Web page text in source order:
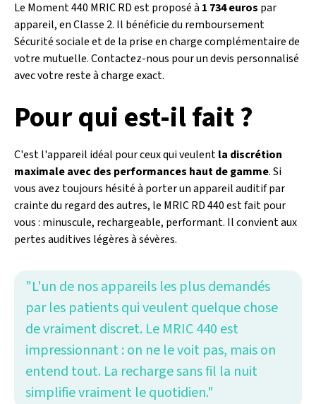
Le Moment 440 MRIC RD est proposé à 1 734 euros par
appareil, en Classe 2. Il bénéficie du remboursement
Sécurité sociale et de la prise en charge complémentaire de
votre mutuelle. Contactez-nous pour un devis personnalisé
avec votre reste à charge exact.
Pour qui est-il fait ?
C'est l'appareil idéal pour ceux qui veulentla discrétion
maximale avec des performances haut de gamme. Si
vous avez toujours hésité à porter un appareil auditif par
crainte du regard des autres, le MRIC RD 440 est fait pour
vous : minuscule, rechargeable, performant. Il convient aux
pertes auditives légères à sévères.
"L'un de nos appareils les plus demandés
par les patients qui veulent quelque chose
de vraiment discret. Le MRIC 440 est
impressionnant : on ne le voit pas, mais on
entend tout. La recharge sans fil la nuit
simplifie vraiment le quotidien."